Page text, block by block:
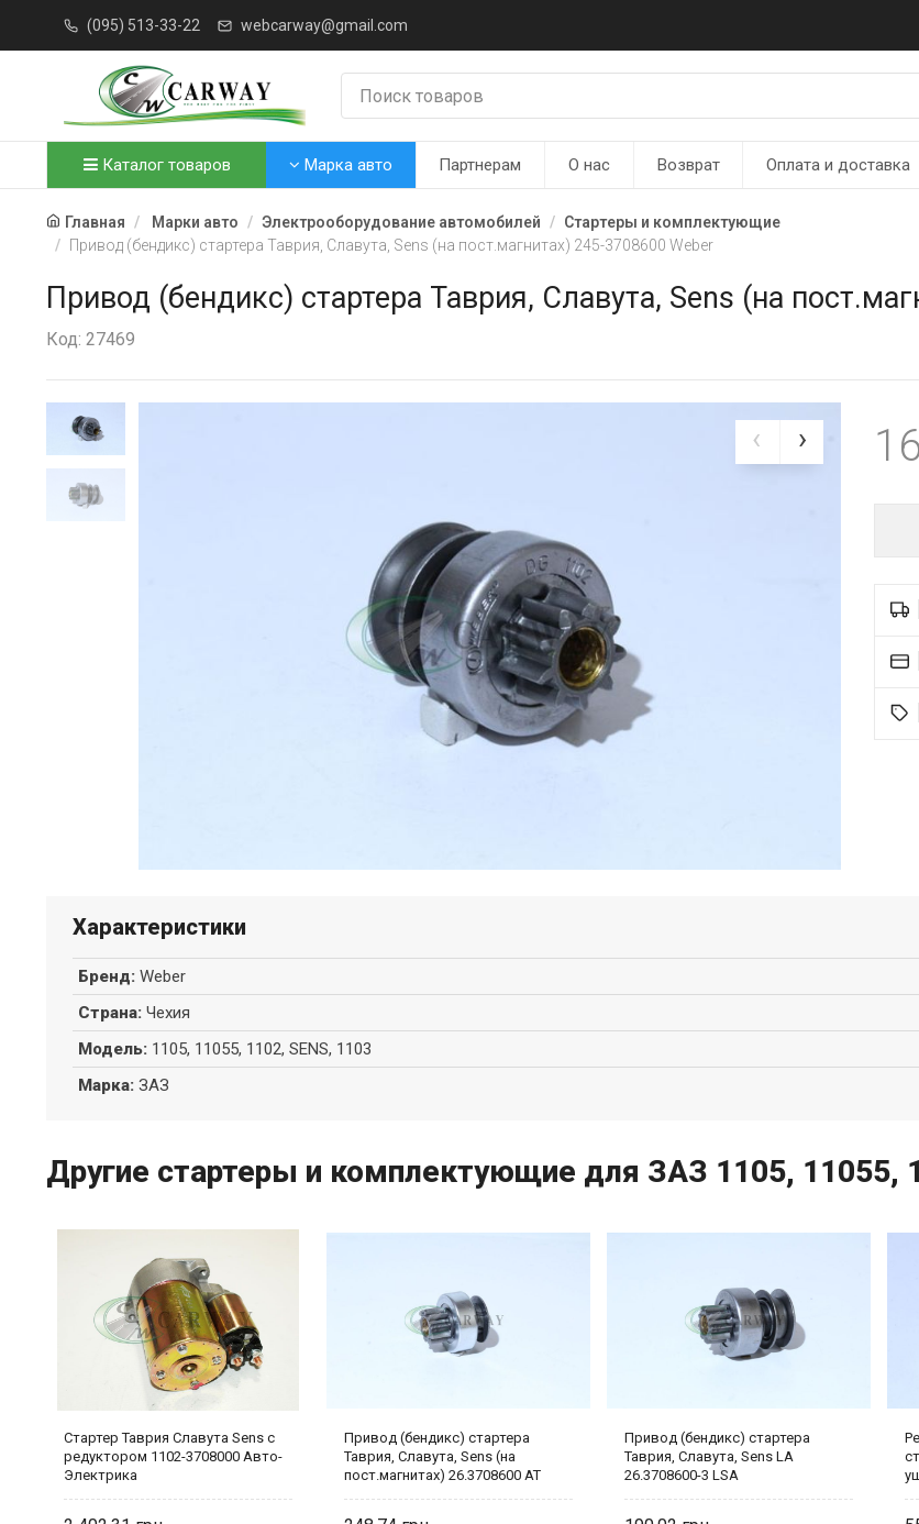
(095) 513-33-22 webcarway@gmail.com
Каталог товаров Марка авто Партнерам О нас Возврат Оплата и доставка
Главная Марки авто Электрооборудование автомобилей
Стартеры и комплектующие
Привод (бендикс) стартера Таврия, Славута, Sens (на пост.магнитах) 245-3708600 Weber
Привод (бендикс) стартера Таврия, Славута, Sens (на
Код: 27469
Характеристики
Бренд: Weber
Страна: Чехия
Модель: 1105, 11055, 1102, SENS, 1103
Марка: ЗАЗ
Другие стартеры и комплектующие для ЗАЗ 1105, 11055,
Стартер Таврия Славута Sens с
редуктором 1102-3708000 Авто-
Электрика
Привод (бендикс) стартера
Таврия, Славута, Sens (на
пост.магнитах) 26.3708600 AT
Привод (бендикс) стартера
Таврия, Славута, Sens LA
26.3708600-3 LSA